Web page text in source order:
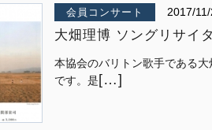
会員コンサート 2017/
大畑理博 ソングリサイ
本協会のバリトン歌手である
です。是[…]